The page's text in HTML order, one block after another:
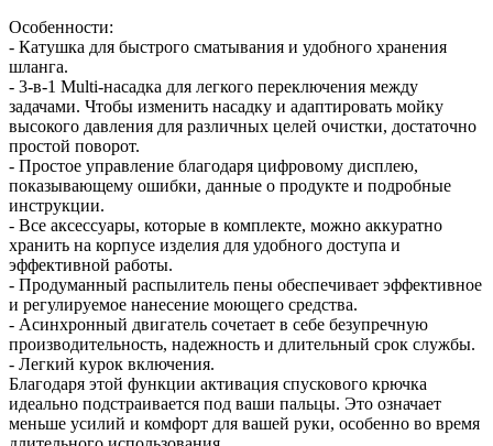
Особенности:
- Катушка для быстрого сматывания и удобного хранения
шланга.
- 3-в-1 Multi-насадка для легкого переключения между
задачами. Чтобы изменить насадку и адаптировать мойку
высокого давления для различных целей очистки, достаточно
простой поворот.
- Простое управление благодаря цифровому дисплею,
показывающему ошибки, данные о продукте и подробные
инструкции.
- Все аксессуары, которые в комплекте, можно аккуратно
хранить на корпусе изделия для удобного доступа и
эффективной работы.
- Продуманный распылитель пены обеспечивает эффективное
и регулируемое нанесение моющего средства.
- Асинхронный двигатель сочетает в себе безупречную
производительность, надежность и длительный срок службы.
- Легкий курок включения.
Благодаря этой функции активация спускового крючка
идеально подстраивается под ваши пальцы. Это означает
меньше усилий и комфорт для вашей руки, особенно во время